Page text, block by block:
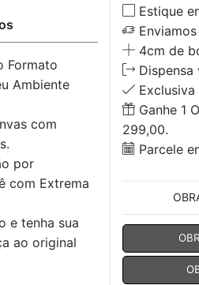
Formato
Ambiente
com
por
com Extrema
e tenha sua
ao original
Estique
Enviamos
4cm de
Dispensa
Exclusiva
Ganhe 1
299,00.
Parcele